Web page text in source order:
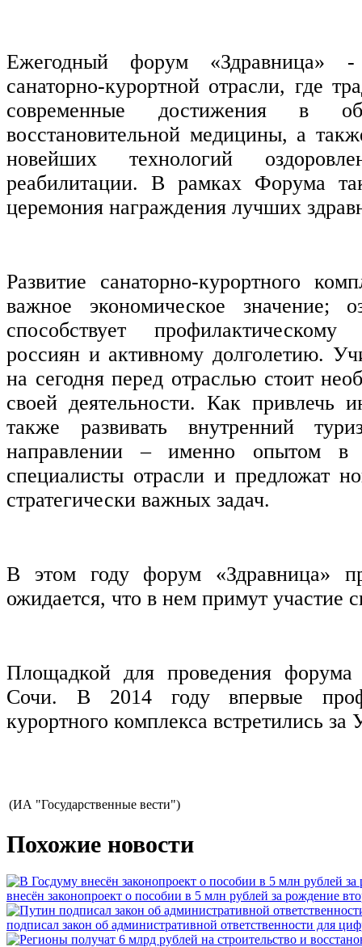
Ежегодный форум «Здравница»
санаторно-курортной отрасли, где
современные достижения в
восстановительной медицины, а
новейших технологий
реабилитации. В рамках Форума
церемония награждения лучших
Развитие санаторно-курортного
важное экономическое значение;
способствует
россиян и активному долголетию.
на сегодня перед отраслью стоит
своей деятельности. Как привлечь
также развивать внутренний
направлении – именно опытом в
специалисты отрасли и предложат
стратегически важных задач.
В этом году форум «Здравница»
ожидается, что в нем примут участие
Площадкой для проведения
Сочи. В 2014 году впервые
курортного комплекса встретились за
(ИА "Государственные вести")
Похожие новости
внесён законопроект о пособии в 5 млн рублей за рождение
подписал закон об административной ответственности для